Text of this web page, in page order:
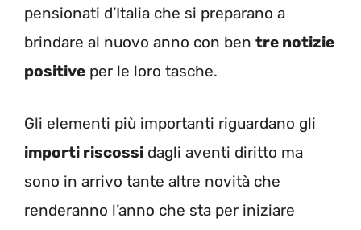
pensionati d’Italia che si preparano a
brindare al nuovo anno con ben tre notizie
positive per le loro tasche.
Gli elementi più importanti riguardano gli
importi riscossi dagli aventi diritto ma
sono in arrivo tante altre novità che
renderanno l’anno che sta per iniziare